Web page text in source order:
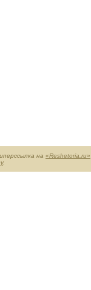
на «Reshetoria.ru»
.